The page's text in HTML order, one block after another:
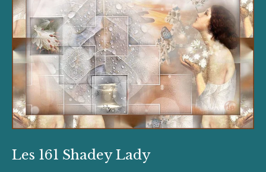
Les 161 Shadey Lady